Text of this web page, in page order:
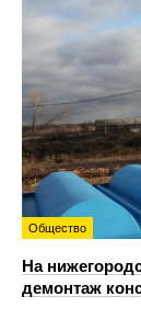
Общество
На
демонтаж